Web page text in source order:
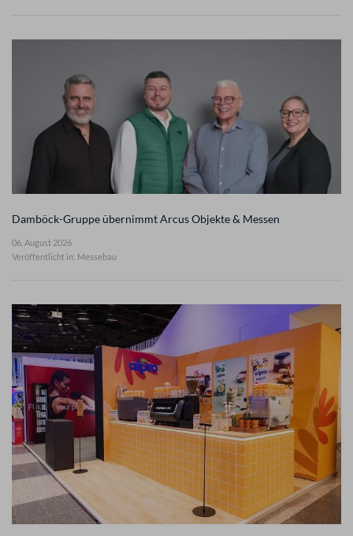
Damböck-Gruppe übernimmt Arcus Objekte & Messen
06. August 2026
Veröffentlicht in: Messebau